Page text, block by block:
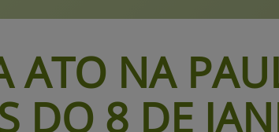
ATO NA
DO 8 DE